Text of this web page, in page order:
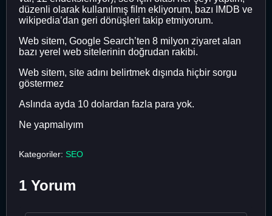
düzenli olarak kullanılmış film ekliyorum, bazı IMDB ve
wikipedia’dan geri dönüşleri takip etmiyorum.
Web sitem, Google Search’ten 8 milyon ziyaret alan
bazı yerel web sitelerinin doğrudan rakibi.
Web sitem, site adını belirtmek dışında hiçbir sorgu
göstermez
Aslında ayda 10 dolardan fazla para yok.
Ne yapmalıyım
Kategoriler: SEO
1 Yorum